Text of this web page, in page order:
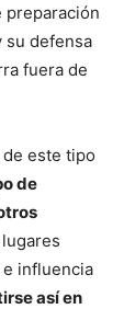
preparación
su defensa
fuera de
este tipo
de
influencia
así en